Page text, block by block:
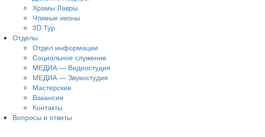
Храмы Лавры
Чтимые иконы
3D Тур
Отделы
Отдел информации
Социальное служение
МЕДИА — Видеостудия
МЕДИА — Звукостудия
Мастерские
Вакансии
Контакты
Вопросы и ответы